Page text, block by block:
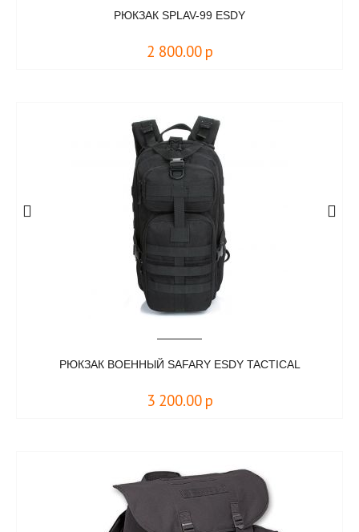
РЮКЗАК SPLAV-99 ESDY
2 800.00 р
РЮКЗАК ВОЕННЫЙ SAFARY ESDY TACTICAL
3 200.00 р